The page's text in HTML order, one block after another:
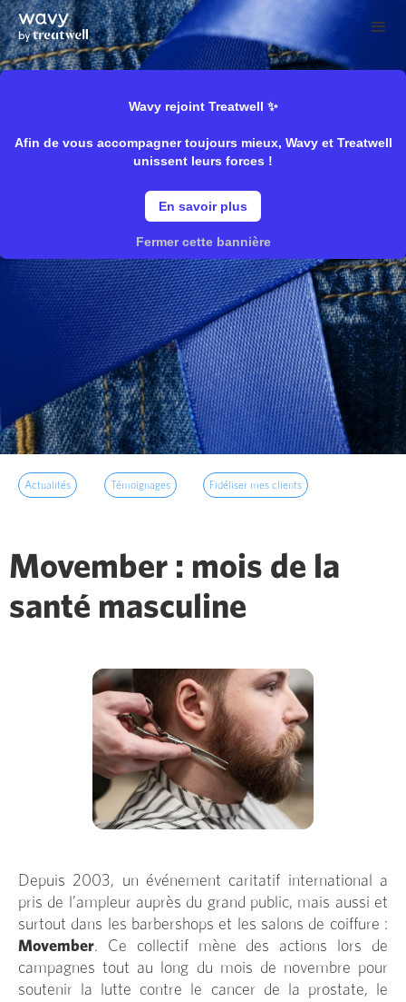
Wavy rejoint Treatwell ✨
Afin de vous accompagner toujours mieux, Wavy et Treatwell
unissent leurs forces !
En savoir plus
Fermer cette bannière
Actualités Témoignages Fidéliser mes clients
Movember : mois de la
santé masculine
Depuis 2003, un événement caritatif international a
pris de l’ampleur auprès du grand public, mais aussi et
surtout dans les barbershops et les salons de coiffure :
Movember. Ce collectif mène des actions lors de
campagnes tout au long du mois de novembre pour
soutenir la lutte contre le cancer de la prostate, le